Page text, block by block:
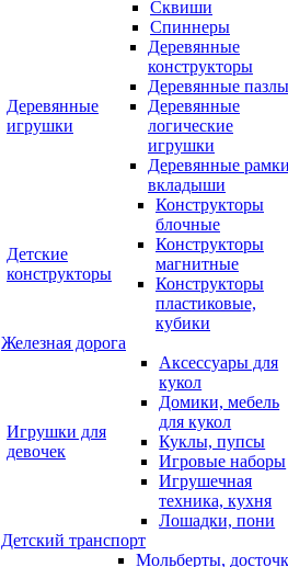
Сквиши
Спиннеры
Деревянные
игрушки
Деревянные
конструкторы
Деревянные
Деревянные
логические
игрушки
Деревянные
вкладыши
Детские
конструкторы
Конструкторы
блочные
Конструкторы
магнитные
Конструкторы
пластиковые,
кубики
Железная дорога
Игрушки для
девочек
Аксессуары для
кукол
Домики, мебель
для кукол
Куклы, пупсы
Игровые наборы
Игрушечная
техника, кухня
Лошадки, пони
Детский транспорт
Мольберты,